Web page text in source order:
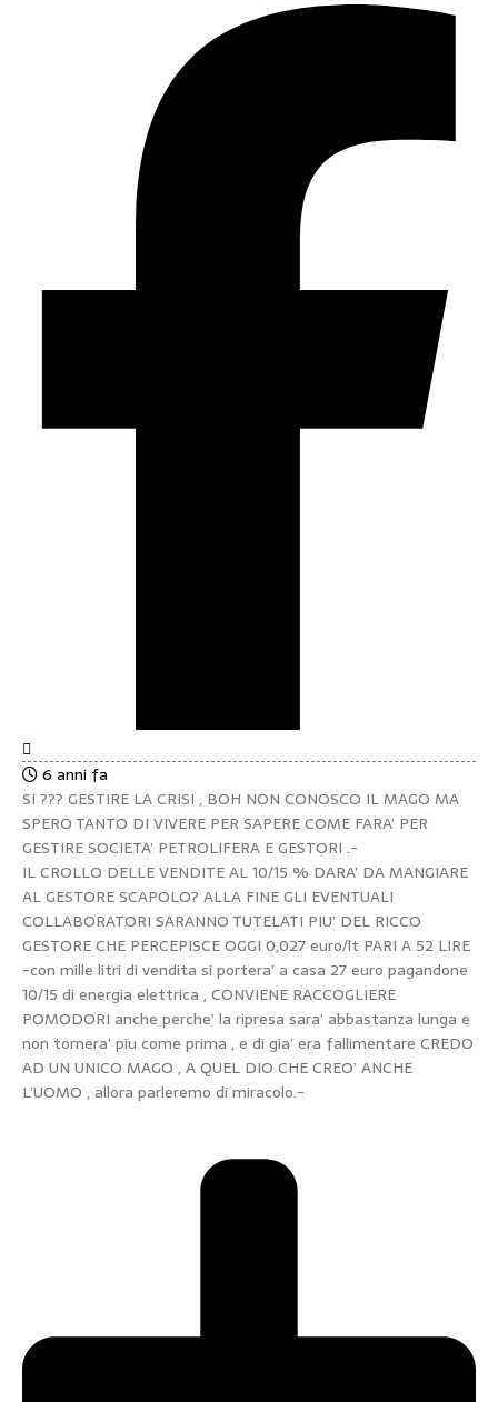
6 anni fa
SI ??? GESTIRE LA CRISI , BOH NON CONOSCO IL MAGO MA
SPERO TANTO DI VIVERE PER SAPERE COME FARA’ PER
GESTIRE SOCIETA’ PETROLIFERA E GESTORI .-
IL CROLLO DELLE VENDITE AL 10/15 % DARA’ DA MANGIARE
AL GESTORE SCAPOLO? ALLA FINE GLI EVENTUALI
COLLABORATORI SARANNO TUTELATI PIU’ DEL RICCO
GESTORE CHE PERCEPISCE OGGI 0,027 euro/lt PARI A 52 LIRE
-con mille litri di vendita si portera’ a casa 27 euro pagandone
10/15 di energia elettrica , CONVIENE RACCOGLIERE
POMODORI anche perche’ la ripresa sara’ abbastanza lunga e
non tornera’ piu come prima , e di gia’ era fallimentare CREDO
AD UN UNICO MAGO , A QUEL DIO CHE CREO’ ANCHE
L’UOMO , allora parleremo di miracolo.-